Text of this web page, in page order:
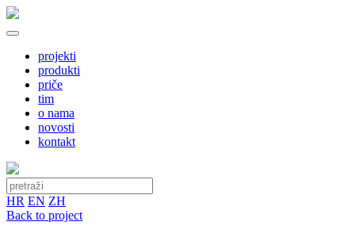
projekti
produkti
priče
tim
o nama
novosti
kontakt
HR EN ZH
Back to project